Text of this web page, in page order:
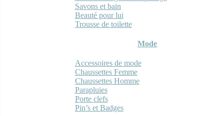
Savons et bain
Beauté pour lui
Trousse de toilette
Mode
Accessoires de mode
Chaussettes Femme
Chaussettes Homme
Parapluies
Porte clefs
Pin’s et Badges